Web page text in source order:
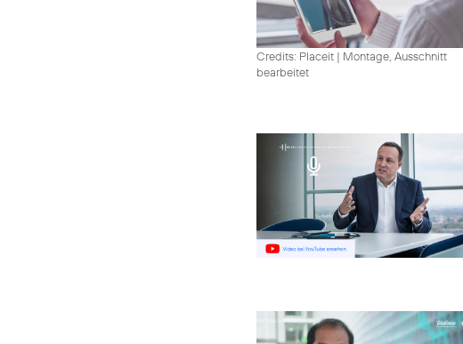
Credits: Placeit | Montage, Ausschnitt
bearbeitet